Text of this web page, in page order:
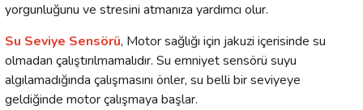
yorgunluğunu ve stresini atmanıza yardımcı olur.
Su Seviye Sensörü, Motor sağlığı için jakuzi içerisinde su
olmadan çalıştırılmamalıdır. Su emniyet sensörü suyu
algılamadığında çalışmasını önler, su belli bir seviyeye
geldiğinde motor çalışmaya başlar.